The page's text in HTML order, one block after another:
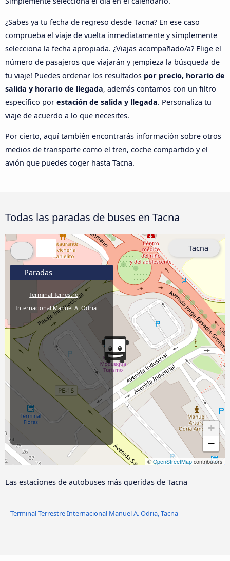
¿Sabes ya tu fecha de regreso desde Tacna? En ese caso
comprueba el viaje de vuelta inmediatamente y simplemente
selecciona la fecha apropiada. ¿Viajas acompañado/a? Elige el
número de pasajeros que viajarán y ¡empieza la búsqueda de
tu viaje! Puedes ordenar los resultados por precio, horario de
salida y horario de llegada, además contamos con un filtro
específico por estación de salida y llegada. Personaliza tu
viaje de acuerdo a lo que necesites.
Por cierto, aquí también encontrarás información sobre otros
medios de transporte como el tren, coche compartido y el
avión que puedes coger hasta Tacna.
Todas las paradas de buses en Tacna
+
−
©OpenStreetMap contributors
Paradas
Terminal Terrestre
Internacional Manuel A. Odria
Tacna
Las estaciones de autobuses más queridas de Tacna
Terminal Terrestre Internacional Manuel A. Odria, Tacna